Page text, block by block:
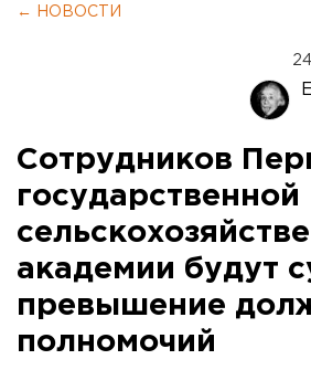
← НОВОСТИ
Сотрудников
государственной
академии будут
превышение
полномочий